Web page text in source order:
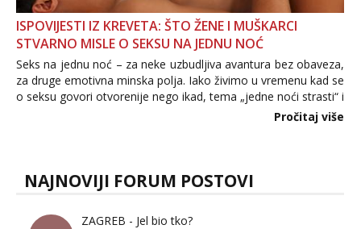
ISPOVIJESTI IZ KREVETA: ŠTO ŽENE I MUŠKARCI
STVARNO MISLE O SEKSU NA JEDNU NOĆ
Seks na jednu noć – za neke uzbudljiva avantura bez obaveza,
za druge emotivna minska polja. Iako živimo u vremenu kad se
o seksu govori otvorenije nego ikad, tema „jedne noći strasti“ i
dalje izaziva burne rasprave. Što zapravo misle žene, a što
Pročitaj više
NAJNOVIJI FORUM POSTOVI
ZAGREB - Jel bio tko?